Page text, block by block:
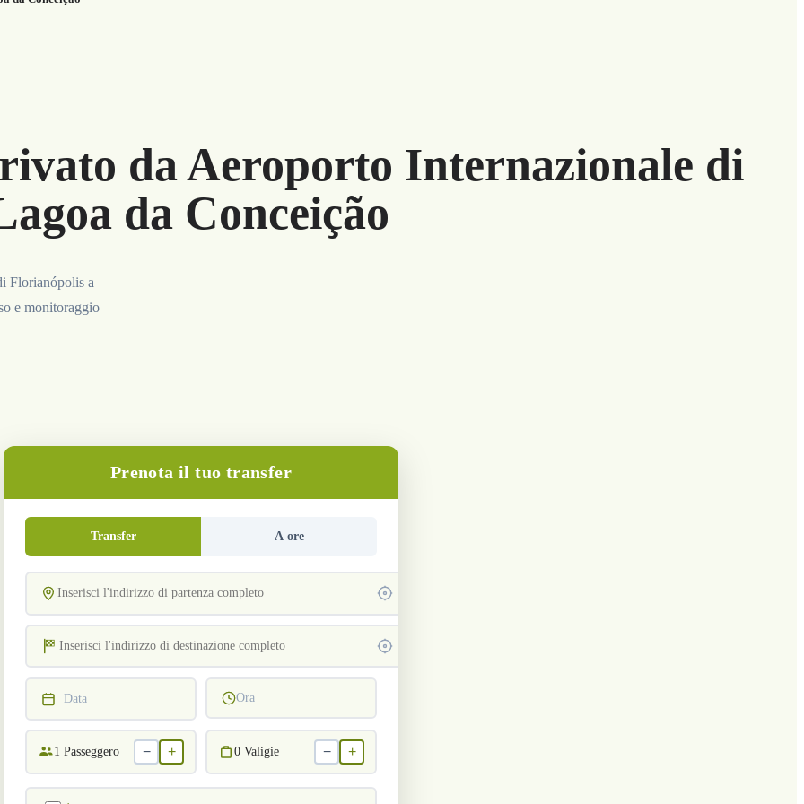
da Aeroporto Internazionale di
da Conceição
Florianópolis a
e monitoraggio
Prenota il tuo transfer
Transfer A ore
Data Ora
1 Passeggero − + 0 Valigie − +